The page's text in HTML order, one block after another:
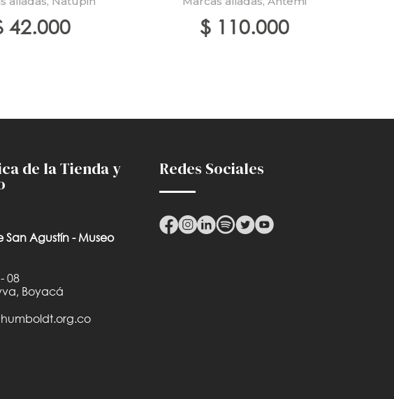
42.000 $ 110.000
de la Tienda y
San Agustín - Museo
08
Boyacá
Redes Sociales